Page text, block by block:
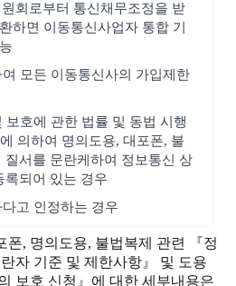
회로부터 통신채무조정을 받
하면 이동통신사업자 통합 기
모든 이동통신사의 가입제한
보호에 관한 법률 및 동법 시행
의하여 명의도용, 대포폰, 불
질서를 문란케하여 정보통신 상
록되어 있는 경우
고 인정하는 경우
, 명의도용, 불법복제 관련 『정
자 기준 및 제한사항』 및 도용
보호 신청』에 대한 세부내용은